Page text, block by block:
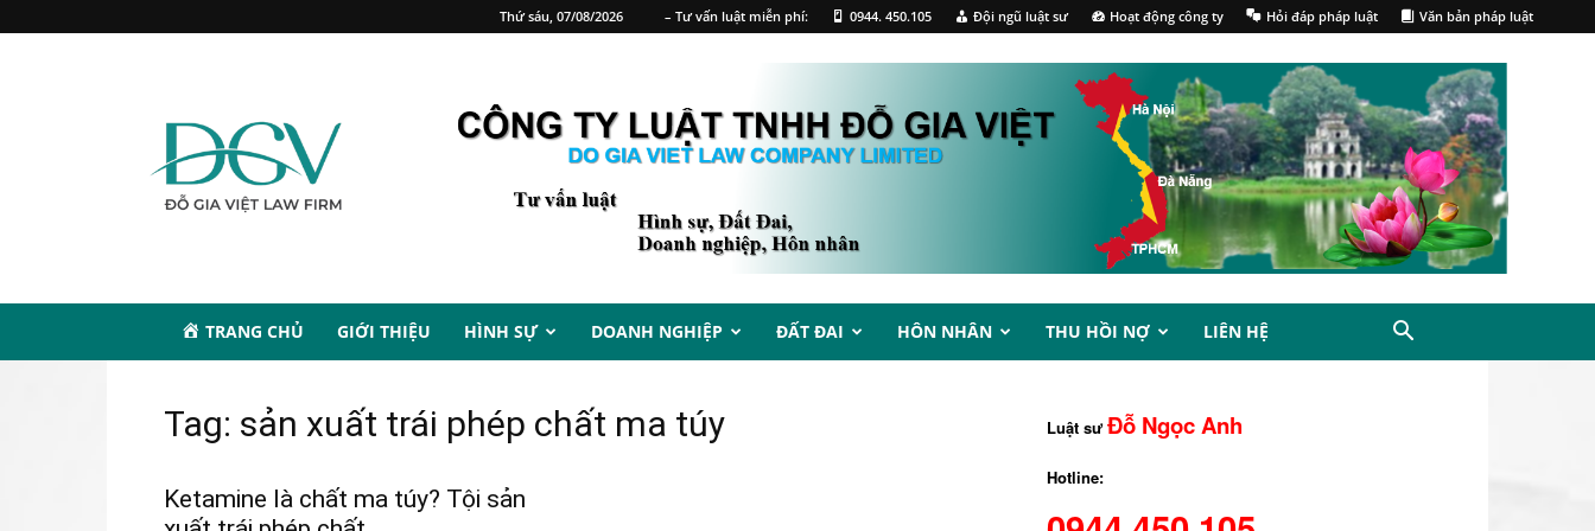
Thứ sáu, 07/08/2026 – Tư vấn luật miễn phí: 0944. 450.105 Đội ngũ luật sư Hoạt động công ty Hỏi đáp pháp luật Văn bản pháp luật
TRANG CHỦ GIỚI THIỆU HÌNH SỰ DOANH NGHIỆP ĐẤT ĐAI HÔN NHÂN THU HỒI NỢ LIÊN HỆ
Tag: sản xuất trái phép chất ma túy
Ketamine là chất ma túy? Tội sản
Luật sưĐỗ Ngọc Anh
Hotline: